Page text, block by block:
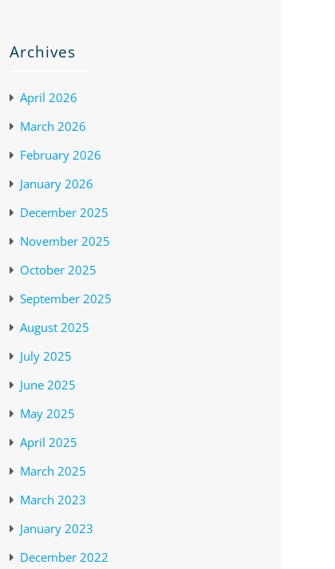
Archives
April 2026
March 2026
February 2026
January 2026
December 2025
November 2025
October 2025
September 2025
August 2025
July 2025
June 2025
May 2025
April 2025
March 2025
March 2023
January 2023
December 2022